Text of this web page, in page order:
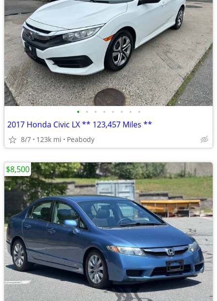
• • • • • • • •
2017 Honda Civic LX ** 123,457 Miles **
8/7 123k mi Peabody
$8,500